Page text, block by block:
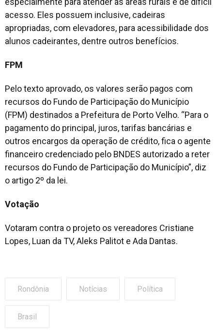
acesso. Eles possuem inclusive, cadeiras
apropriadas, com elevadores, para acessibilidade dos
alunos cadeirantes, dentre outros benefícios.
FPM
Pelo texto aprovado, os valores serão pagos com
recursos do Fundo de Participação do Município
(FPM) destinados a Prefeitura de Porto Velho. “Para o
pagamento do principal, juros, tarifas bancárias e
outros encargos da operação de crédito, fica o agente
financeiro credenciado pelo BNDES autorizado a reter
recursos do Fundo de Participação do Município”, diz
o artigo 2º da lei.
Votação
Votaram contra o projeto os vereadores Cristiane
Lopes, Luan da TV, Aleks Palitot e Ada Dantas.
Rondônia Notícias Política
Brasil